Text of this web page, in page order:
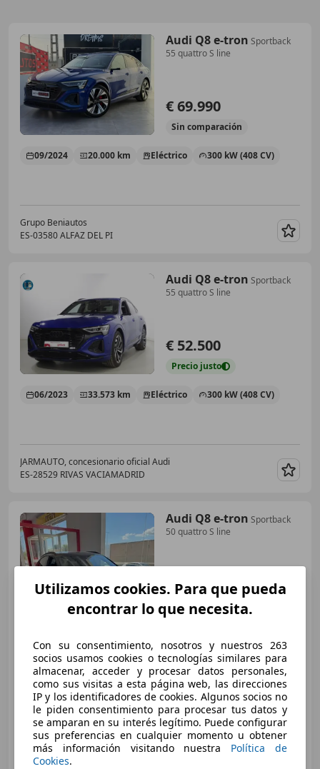
Audi Q8 e-tron Sportback
55 quattro S line
€ 69.990
Sin comparación
09/2024 20.000 km Eléctrico 300 kW (408 CV)
Grupo Beniautos
ES-03580 ALFAZ DEL PI
Audi Q8 e-tron Sportback
55 quattro S line
€ 52.500
Precio justo
06/2023 33.573 km Eléctrico 300 kW (408 CV)
JARMAUTO, concesionario oficial Audi
ES-28529 RIVAS VACIAMADRID
Audi Q8 e-tron Sportback
50 quattro S line
€ 69.000
Sin comparación
02/2025 28.830 km Eléctrico 250 kW (340 CV)
Utilizamos cookies. Para que pueda
encontrar lo que necesita.
Con su consentimiento, nosotros y nuestros 263
socios usamos cookies o tecnologías similares para
almacenar, acceder y procesar datos personales,
como sus visitas a esta página web, las direcciones
IP y los identificadores de cookies. Algunos socios no
le piden consentimiento para procesar tus datos y
se amparan en su interés legítimo. Puede configurar
sus preferencias en cualquier momento u obtener
más información visitando nuestra Política de
Cookies.